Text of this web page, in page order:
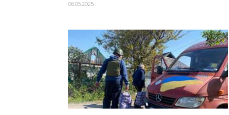
06.05.2025